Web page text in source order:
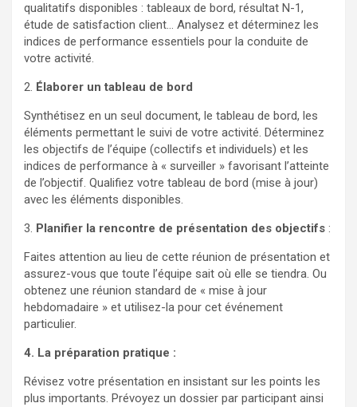
qualitatifs disponibles : tableaux de bord, résultat N-1,
étude de satisfaction client… Analysez et déterminez les
indices de performance essentiels pour la conduite de
votre activité.
2. Élaborer un tableau de bord
Synthétisez en un seul document, le tableau de bord, les
éléments permettant le suivi de votre activité. Déterminez
les objectifs de l’équipe (collectifs et individuels) et les
indices de performance à « surveiller » favorisant l’atteinte
de l’objectif. Qualifiez votre tableau de bord (mise à jour)
avec les éléments disponibles.
3. Planifier la rencontre de présentation des objectifs :
Faites attention au lieu de cette réunion de présentation et
assurez-vous que toute l’équipe sait où elle se tiendra. Ou
obtenez une réunion standard de « mise à jour
hebdomadaire » et utilisez-la pour cet événement
particulier.
4. La préparation pratique :
Révisez votre présentation en insistant sur les points les
plus importants. Prévoyez un dossier par participant ainsi